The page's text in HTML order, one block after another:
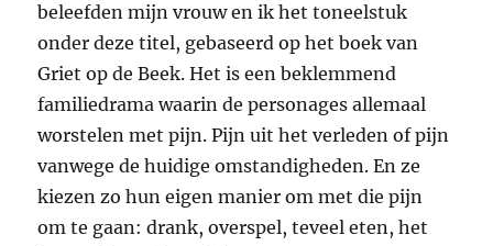
beleefden mijn vrouw en ik het toneelstuk
onder deze titel, gebaseerd op het boek van
Griet op de Beek. Het is een beklemmend
familiedrama waarin de personages allemaal
worstelen met pijn. Pijn uit het verleden of pijn
vanwege de huidige omstandigheden. En ze
kiezen zo hun eigen manier om met die pijn
om te gaan: drank, overspel, teveel eten, het